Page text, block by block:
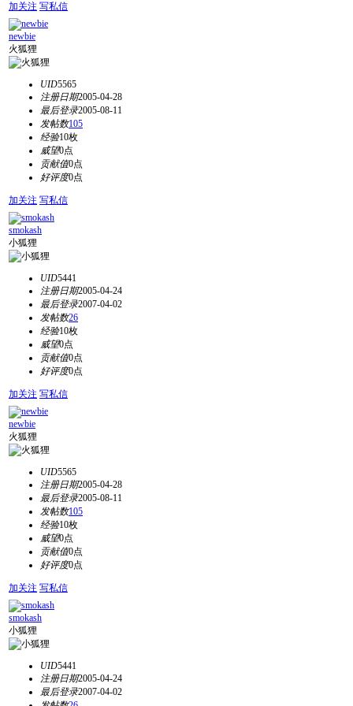
加关注 写私信
newbie
火狐狸
UID5565
注册日期2005-04-28
最后登录2005-08-11
发帖数105
经验10枚
威望0点
贡献值0点
好评度0点
加关注 写私信
smokash
小狐狸
UID5441
注册日期2005-04-24
最后登录2007-04-02
发帖数26
经验10枚
威望0点
贡献值0点
好评度0点
加关注 写私信
newbie
火狐狸
UID5565
注册日期2005-04-28
最后登录2005-08-11
发帖数105
经验10枚
威望0点
贡献值0点
好评度0点
加关注 写私信
smokash
小狐狸
UID5441
注册日期2005-04-24
最后登录2007-04-02